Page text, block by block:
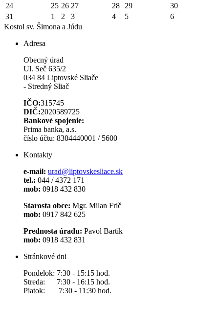
24 25 26 27 28 29
30
31
1 2 3 4 5
6
Kostol sv. Šimona a Júdu
Adresa
Obecný úrad
Ul. Seč 635/2
034 84 Liptovské Sliače
- Stredný Sliač
IČO:315745
DIČ:2020589725
Bankové spojenie:
Prima banka, a.s.
číslo účtu: 8304440001 / 5600
Kontakty
e-mail: urad@liptovskesliace.sk
tel.: 044 / 4372 171
mob: 0918 432 830
Starosta obce: Mgr. Milan Frič
mob: 0917 842 625
Prednosta úradu: Pavol Bartík
mob: 0918 432 831
Stránkové dni
Pondelok: 7:30 - 15:15 hod.
Streda: 7:30 - 16:15 hod.
Piatok: 7:30 - 11:30 hod.